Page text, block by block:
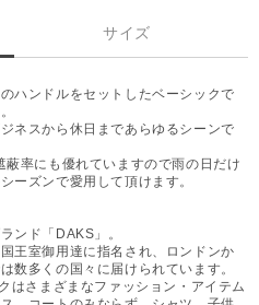
サイズ
ハンドルをセットしたベーシックで
ネスから休日まであらゆるシーンで
率にも優れていますので雨の日だけ
ーズンで愛用して頂けます。
ンド「DAKS」。
王室御用達に指名され、ロンドンか
数多くの国々に届けられています。
はさまざまなファッション・アイテム